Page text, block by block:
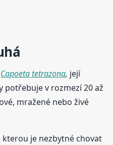
Capoeta tetrazona, její
potřebuje v rozmezí 20 až
mražené nebo živé
kterou je nezbytné chovat